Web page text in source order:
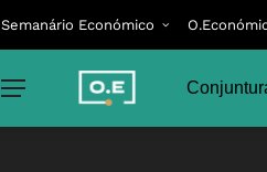
Semanário Económico